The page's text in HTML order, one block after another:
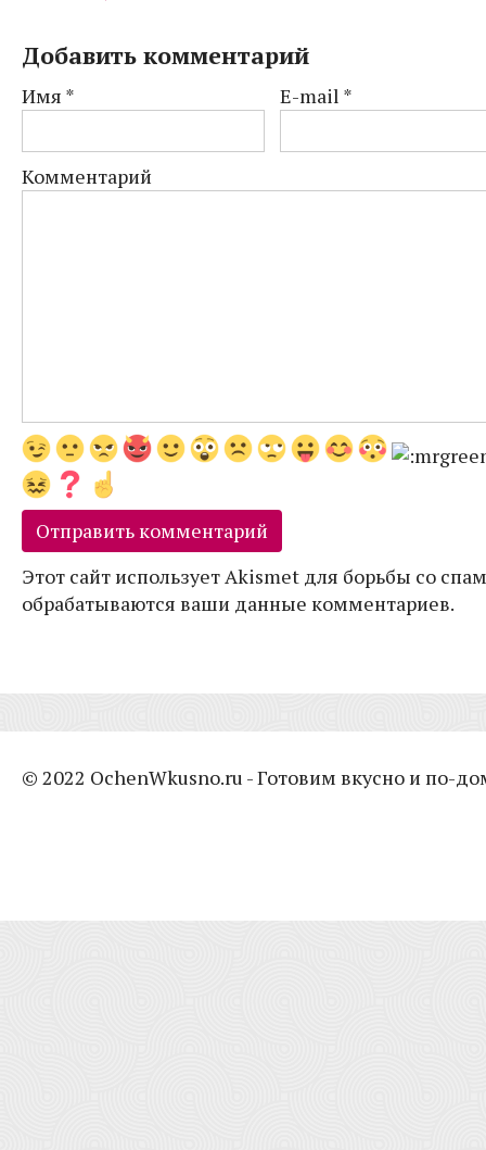
Добавить комментарий
Имя * E-mail *
Комментарий
Этот сайт использует Akismet для борьбы со
обрабатываются ваши данные комментариев.
© 2022 OchenWkusno.ru - Готовим вкусно и по-